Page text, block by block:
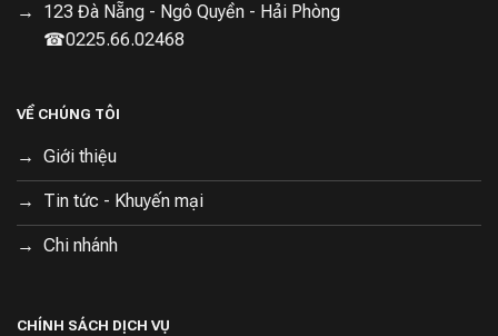
123 Đà Nẵng - Ngô Quyền - Hải Phòng
☎0225.66.02468
VỀ CHÚNG TÔI
Giới thiệu
Tin tức - Khuyến mại
Chi nhánh
CHÍNH SÁCH DỊCH VỤ